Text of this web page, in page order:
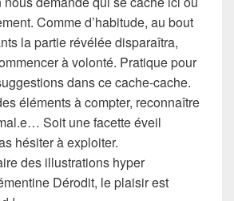
Comme d’habitude, au bout
la partie révélée disparaîtra,
à volonté. Pratique pour
dans ce cache-cache.
éléments à compter, reconnaître
Soit une facette éveil
hésiter à exploiter.
des illustrations hyper
Dérodit, le plaisir est